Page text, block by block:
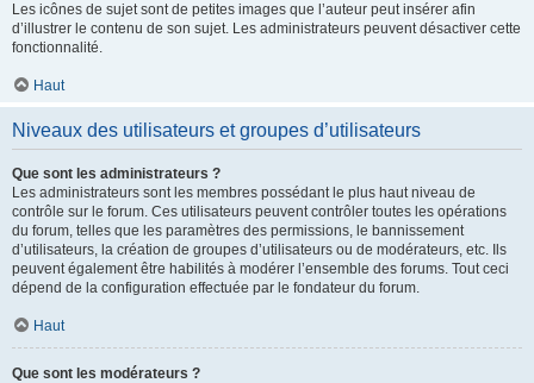
Les icônes de sujet sont de petites images que l’auteur peut insérer afin
d’illustrer le contenu de son sujet. Les administrateurs peuvent désactiver cette
fonctionnalité.
Haut
Niveaux des utilisateurs et groupes d’utilisateurs
Que sont les administrateurs ?
Les administrateurs sont les membres possédant le plus haut niveau de
contrôle sur le forum. Ces utilisateurs peuvent contrôler toutes les opérations
du forum, telles que les paramètres des permissions, le bannissement
d’utilisateurs, la création de groupes d’utilisateurs ou de modérateurs, etc. Ils
peuvent également être habilités à modérer l’ensemble des forums. Tout ceci
dépend de la configuration effectuée par le fondateur du forum.
Haut
Que sont les modérateurs ?